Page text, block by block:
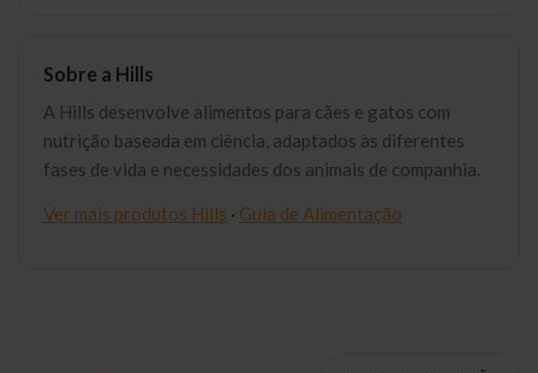
Sobre a Hills
A Hills desenvolve alimentos para cães e gatos com
nutrição baseada em ciência, adaptados às diferentes
fases de vida e necessidades dos animais de companhia.
Ver mais produtos Hills · Guia de Alimentação